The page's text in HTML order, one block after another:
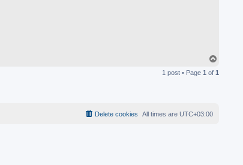
p
1 post • Page 1 of 1
All times are UTC+03:00
Delete cookies